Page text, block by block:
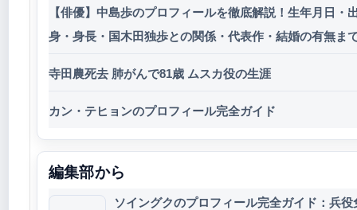
【俳優】中島歩のプロフィールを徹底解説！生年月日・
身・身長・国木田独歩との関係・代表作・結婚の有無ま
寺田農死去 肺がんで81歳 ムスカ役の生涯
カン・テヒョンのプロフィール完全ガイド
編集部から
ソイングクのプロフィール完全ガイド：兵役